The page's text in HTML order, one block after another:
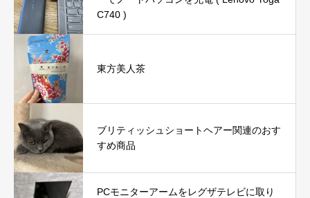
C740 )
東方美人茶
ブリティッシュショートヘアー関連のおす
すめ商品
PCモニターアームをレグザテレビに取り